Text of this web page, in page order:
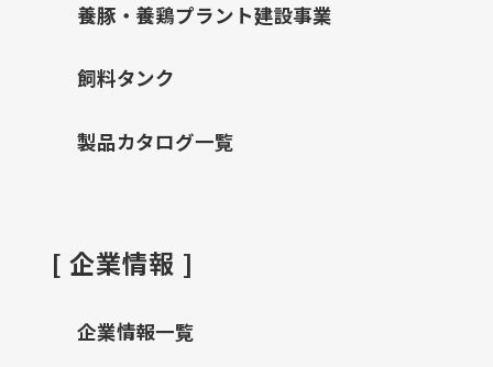
養豚・養鶏プラント建設事業
飼料タンク
製品カタログ一覧
[ 企業情報 ]
企業情報一覧